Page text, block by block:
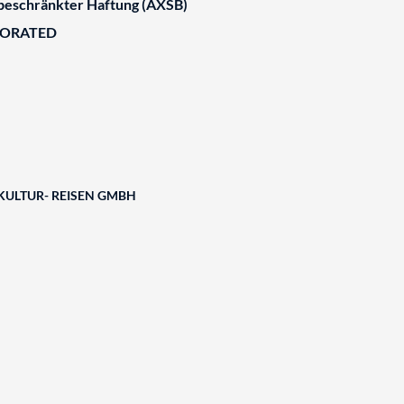
Haftung (AXSB)
REISEN GMBH